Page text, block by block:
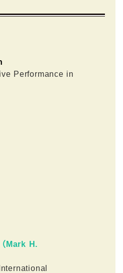
Performance in
Mark H.